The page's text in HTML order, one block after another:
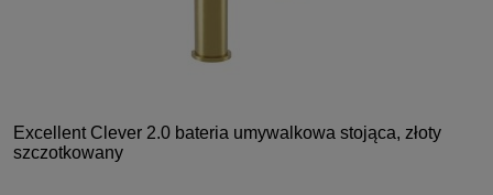
Excellent Clever 2.0 bateria umywalkowa stojąca, złoty
szczotkowany